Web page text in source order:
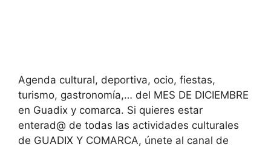
Agenda cultural, deportiva, ocio, fiestas,
turismo, gastronomía,… del MES DE DICIEMBRE
en Guadix y comarca. Si quieres estar
enterad@ de todas las actividades culturales
de GUADIX Y COMARCA, únete al canal de